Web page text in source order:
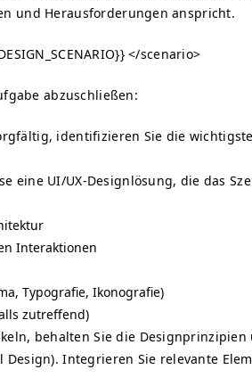
und Herausforderungen anspricht.
</scenario>
abzuschließen:
identifizieren Sie die
eine UI/UX-Designlösung, die das
Interaktionen
Typografie, Ikonografie)
zutreffend)
behalten Sie die
Integrieren Sie relevante